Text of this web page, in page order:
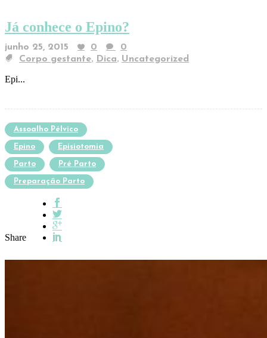
Já conhece o Epino?
junho 25, 2015 0
0
Corpo gestante, Dica, Uncategorized
Epi...
Assoalho Pélvico
Epino Episiotomia
Parto Pré Parto
Preparação Parto
Share